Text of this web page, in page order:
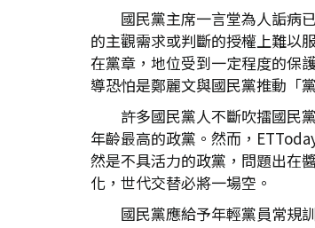
國民黨主席一言堂為人詬病
的主觀需求或判斷的授權上難以
在黨章，地位受到一定程度的保
導恐怕是鄭麗文與國民黨推動「
許多國民黨人不斷吹擂國民
年齡最高的政黨。然而，
然是不具活力的政黨，問題出在
化，世代交替必將一場空。
國民黨應給予年輕黨員常規